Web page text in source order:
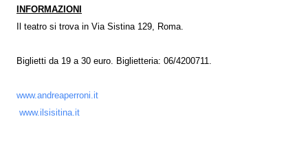
INFORMAZIONI
Il teatro si trova in Via Sistina 129, Roma.
Biglietti da 19 a 30 euro. Biglietteria: 06/4200711.
www.andreaperroni.it
www.ilsisitina.it